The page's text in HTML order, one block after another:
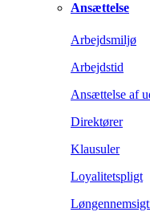
Ansættelse
Arbejdsmiljø
Arbejdstid
Ansættelse af
Direktører
Klausuler
Loyalitetspligt